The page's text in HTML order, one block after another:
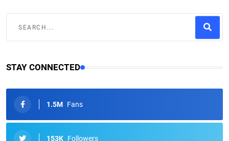
STAY CONNECTED
1.5M Fans
153K Followers